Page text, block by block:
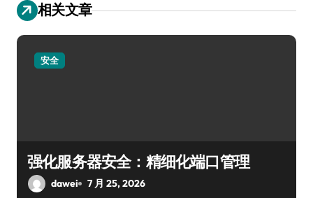
相关文章
安全
强化服务器安全：精细化端口管理
dawei 7 月 25, 2026